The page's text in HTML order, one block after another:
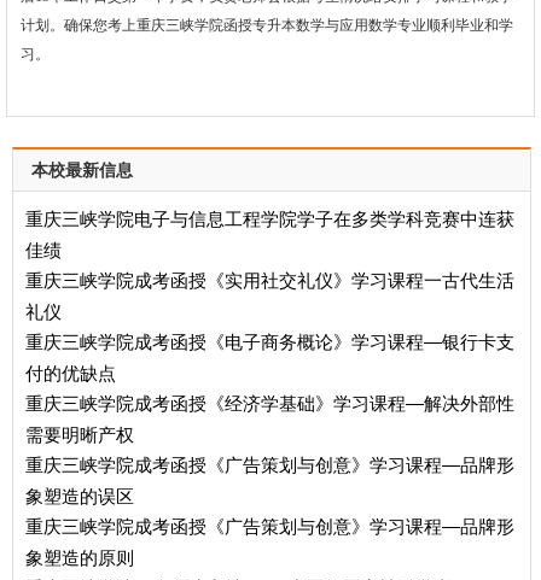
计划。确保您考上重庆三峡学院函授专升本数学与应用数学专业顺利毕业和学
习。
本校最新信息
重庆三峡学院电子与信息工程学院学子在多类学科竞赛中连获
佳绩​
重庆三峡学院成考函授《实用社交礼仪》学习课程一古代生活
礼仪
重庆三峡学院成考函授《电子商务概论》学习课程—银行卡支
付的优缺点
重庆三峡学院成考函授《经济学基础》学习课程—解决外部性
需要明晰产权
重庆三峡学院成考函授《广告策划与创意》学习课程—品牌形
象塑造的误区
重庆三峡学院成考函授《广告策划与创意》学习课程—品牌形
象塑造的原则